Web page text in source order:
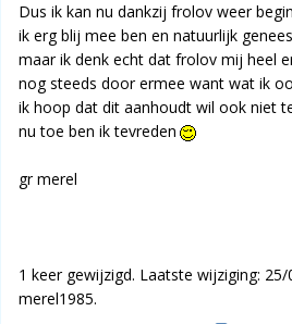
Dus ik kan nu dankzij frolov weer
ik erg blij mee ben en natuurlijk
maar ik denk echt dat frolov mij heel
nog steeds door ermee want wat ik
ik hoop dat dit aanhoudt wil ook niet
nu toe ben ik tevreden
gr merel
1 keer gewijzigd. Laatste wijziging:
merel1985.